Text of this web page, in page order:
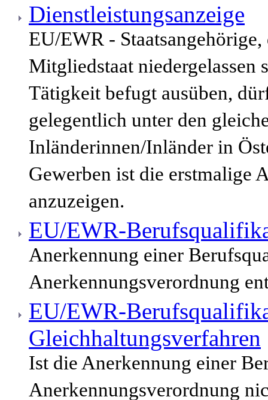
Dienstleistungsanzeige
EU/EWR -
Mitgliedstaat
Tätigkeit befugt ausüben,
gelegentlich unter den
Inländerinnen/Inländer in
Gewerben ist die erstmalige
anzuzeigen.
EU/EWR-
Anerkennung einer
Anerkennungsverordnung
EU/EWR-
Gleichhaltungsverfahren
Ist die Anerkennung einer
Anerkennungsverordnung